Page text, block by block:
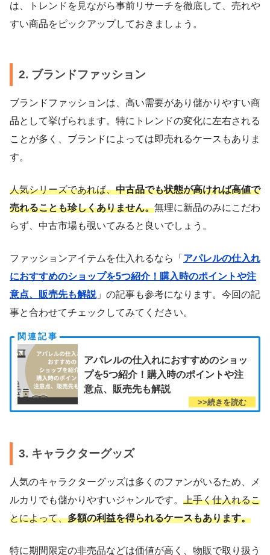
は、トレンドを見ながら事前リサーチを徹底して、売れや
すい商品をピックアップしておきましょう。
2. ブランドファッション
ブランドファッションは、高い需要があり儲かりやすい商
品として挙げられます。特にトレンドの変化に左右される
ことが多く、ブランドによっては即売れるケースもありま
す。
人気シリーズであれば、中古品でも状態が高ければ高値で
売れることも珍しくありません。無理に新品のみにこだわ
らず、中古市場も覗いてみると良いでしょう。
ファッションアイテムを仕入れるなら「 アパレルの仕入れ
におすすめのショップを5つ紹介！購入時のポイントや注
意点、販売先も解説」の記事も参考になります。今回の記
事と合わせてチェックしてみてください。
アパレルの仕入れにおすすめのショッ
プを5つ紹介！購入時のポイントや注
意点、販売先も解説
3. キャラクターグッズ
人気のキャラクターグッズは多くのファンがいるため、メ
ルカリでも儲かりやすいジャンルです。 上手く仕入れるこ
とによって、多額の利益を得られるケースもあります。
特に期間限定の非売品などは価値が高く、物販で取り扱う